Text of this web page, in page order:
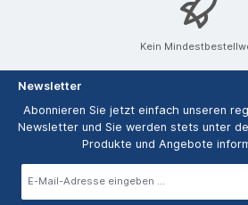
Kein
Newsletter
Abonnieren Sie jetzt einfach unseren
Newsletter und Sie werden stets unter
Produkte und Angebote